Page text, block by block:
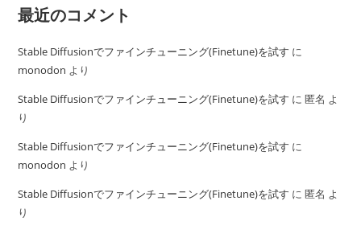
最近のコメント
Stable Diffusionでファインチューニング(Finetune)を試す に
monodon より
Stable Diffusionでファインチューニング(Finetune)を試す に匿名 よ
り
Stable Diffusionでファインチューニング(Finetune)を試す に
monodon より
Stable Diffusionでファインチューニング(Finetune)を試す に匿名 よ
り